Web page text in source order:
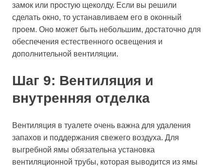
замок или простую щеколду. Если вы решили
сделать окно, то устанавливаем его в оконный
проем. Оно может быть небольшим, достаточно для
обеспечения естественного освещения и
дополнительной вентиляции.
Шаг 9: Вентиляция и
внутренняя отделка
Вентиляция в туалете очень важна для удаления
запахов и поддержания свежего воздуха. Для
выгребной ямы обязательна установка
вентиляционной трубы, которая выводится из ямы